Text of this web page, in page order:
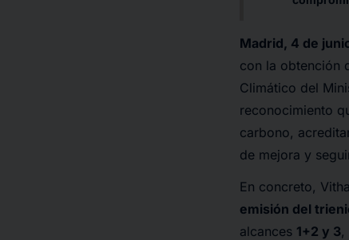
Madrid, 4 de
con la obtención
Climático del
reconocimiento
carbono,
de mejora y
En concreto,
emisión del
alcances 1+2 y 3,